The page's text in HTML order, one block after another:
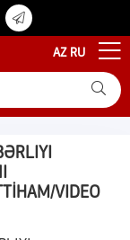
AZ RU
VIDEO